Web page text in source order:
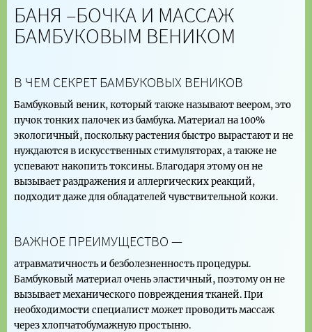
БАНЯ –БОЧКА И МАССАЖ
БАМБУКОВЫМ ВЕНИКОМ
В ЧЕМ СЕКРЕТ БАМБУКОВЫХ ВЕНИКОВ
Бамбуковый веник, который также называют веером, это
пучок тонких палочек из бамбука. Материал на 100%
экологичный, поскольку растения быстро вырастают и не
нуждаются в искусственных стимуляторах, а также не
успевают накопить токсины. Благодаря этому он не
вызывает раздражения и аллергических реакций,
подходит даже для обладателей чувствительной кожи.
ВАЖНОЕ ПРЕИМУЩЕСТВО —
атравматичность и безболезненность процедуры.
Бамбуковый материал очень эластичный, поэтому он не
вызывает механического повреждения тканей. При
необходимости специалист может проводить массаж
через хлопчатобумажную простыню.